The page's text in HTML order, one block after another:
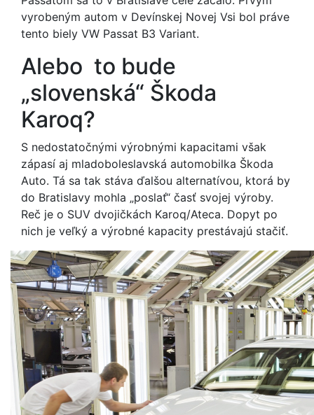
vyrobeným autom v Devínskej Novej Vsi bol práve
tento biely VW Passat B3 Variant.
Alebo to bude
„slovenská“ Škoda
Karoq?
S nedostatočnými výrobnými kapacitami však
zápasí aj mladoboleslavská automobilka Škoda
Auto. Tá sa tak stáva ďalšou alternatívou, ktorá by
do Bratislavy mohla „poslať“ časť svojej výroby.
Reč je o SUV dvojičkách Karoq/Ateca. Dopyt po
nich je veľký a výrobné kapacity prestávajú stačiť.